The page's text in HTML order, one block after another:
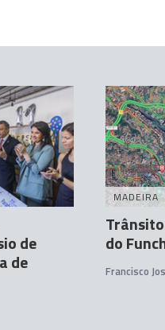
de
de
MADEIRA
do
Francisco